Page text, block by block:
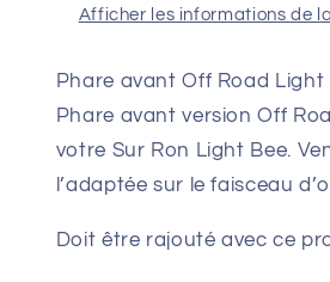
Afficher les informations de
Phare avant Off Road Light
Phare avant version Off
votre Sur Ron Light Bee.
l’adaptée sur le faisceau
Doit être rajouté avec ce